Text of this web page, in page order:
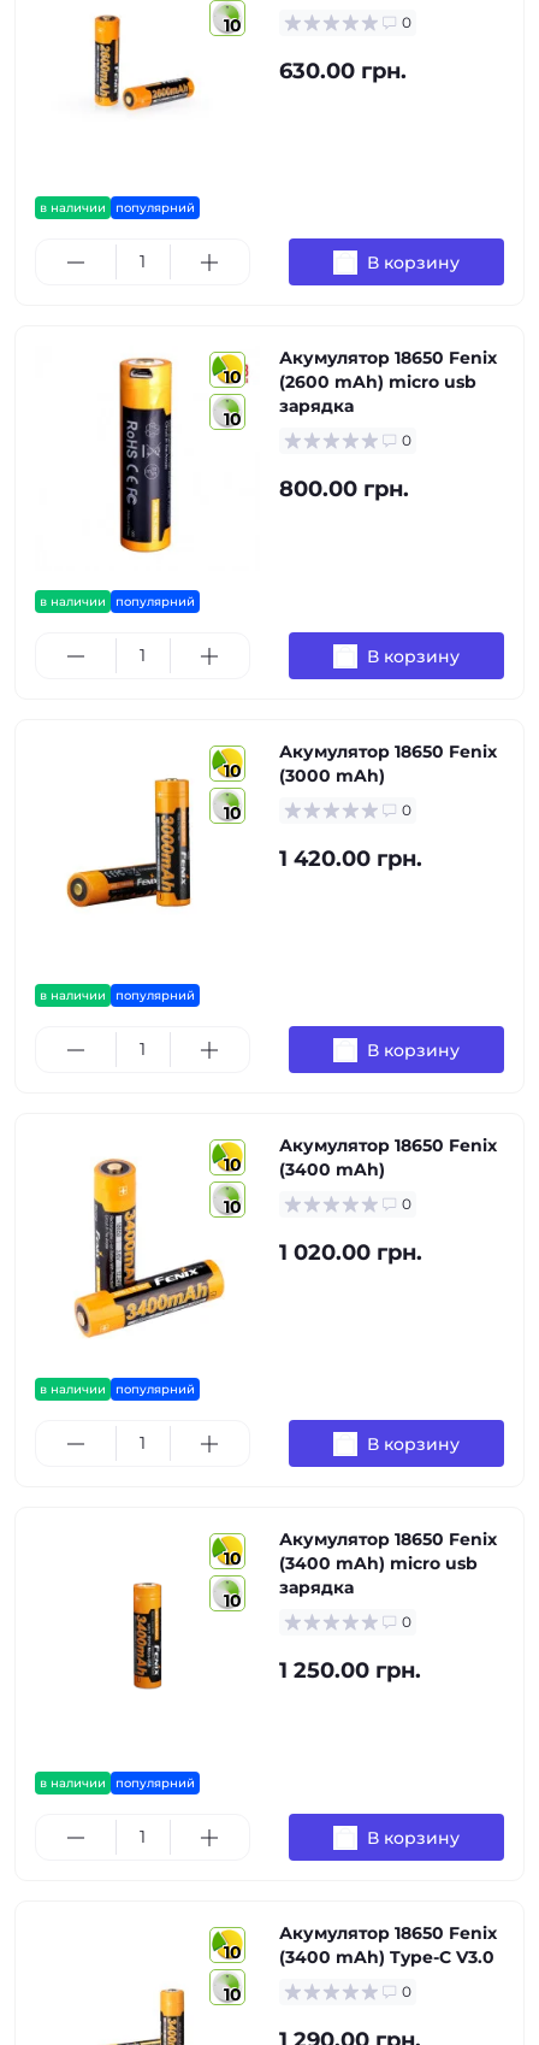
10
в наличии популярний
0
630.00 грн.
В корзину
10
10
в наличии популярний
Акумулятор 18650 Fenix
(2600 mAh) micro usb
зарядка
0
800.00 грн.
В корзину
10
10
в наличии популярний
Акумулятор 18650 Fenix
(3000 mAh)
0
1 420.00 грн.
В корзину
10
10
в наличии популярний
Акумулятор 18650 Fenix
(3400 mAh)
0
1 020.00 грн.
В корзину
10
10
в наличии популярний
Акумулятор 18650 Fenix
(3400 mAh) micro usb
зарядка
0
1 250.00 грн.
В корзину
10
10
Акумулятор 18650 Fenix
(3400 mAh) Type-C V3.0
0